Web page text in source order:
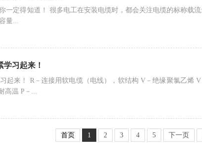
一定得知道！ 很多电工在安装电缆时，都会关注电缆的标称载
量...
习起来！
起来！ R－连接用软电缆（电线），软结构 V－绝缘聚氯乙烯
高温 P－...
首页 1 2 3 4 5 下一页